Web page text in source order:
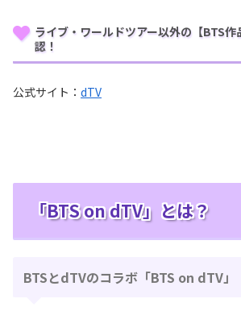
ライブ・ワールドツアー以外の【BTS
認！
公式サイト： dTV
「BTS on dTV」とは？
BTSとdTVのコラボ「BTS on dTV」